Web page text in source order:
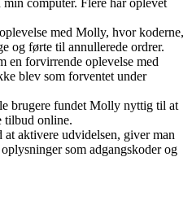
computer. Flere har oplevet
med Molly, hvor koderne,
og førte til annullerede ordrer.
en forvirrende oplevelse med
blev som forventet under
brugere fundet Molly nyttig til at
tilbud online.
at aktivere udvidelsen, giver man
som adgangskoder og